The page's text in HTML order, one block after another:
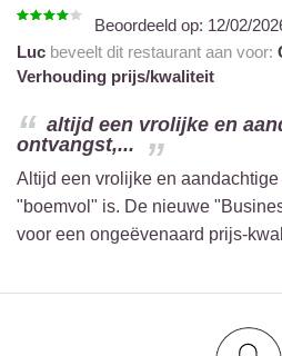
Beoordeeld op: 12/02/
Luc beveelt dit restaurant aan voor:
Verhouding prijs/kwaliteit
altijd een vrolijke en
ontvangst,...
Altijd een vrolijke en
"boemvol" is. De nieuwe
voor een ongeëvenaard prijs-